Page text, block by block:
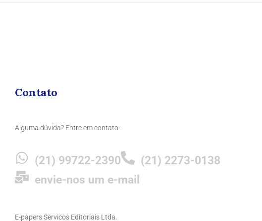
Contato
Alguma dúvida? Entre em contato:
(21) 99722-2390
(21) 2273-0138
envie-nos um e-mail
E-papers Servicos Editoriais Ltda.